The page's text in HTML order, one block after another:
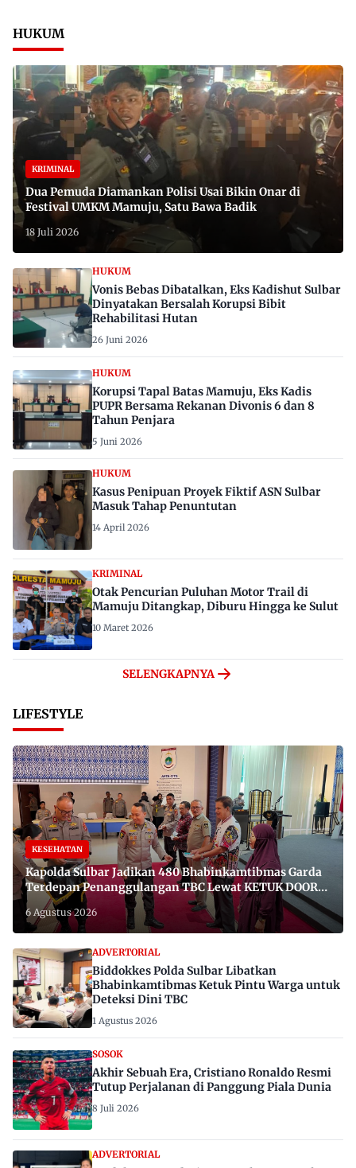
HUKUM
KRIMINAL
Dua Pemuda Diamankan Polisi Usai Bikin Onar di
Festival UMKM Mamuju, Satu Bawa Badik
18 Juli 2026
HUKUM
Vonis Bebas Dibatalkan, Eks Kadishut Sulbar
Dinyatakan Bersalah Korupsi Bibit
Rehabilitasi Hutan
26 Juni 2026
HUKUM
Korupsi Tapal Batas Mamuju, Eks Kadis
PUPR Bersama Rekanan Divonis 6 dan 8
Tahun Penjara
5 Juni 2026
HUKUM
Kasus Penipuan Proyek Fiktif ASN Sulbar
Masuk Tahap Penuntutan
14 April 2026
KRIMINAL
Otak Pencurian Puluhan Motor Trail di
Mamuju Ditangkap, Diburu Hingga ke Sulut
10 Maret 2026
SELENGKAPNYA
LIFESTYLE
KESEHATAN
Kapolda Sulbar Jadikan 480 Bhabinkamtibmas Garda
Terdepan Penanggulangan TBC Lewat KETUK DOORS
di 650 Desa
6 Agustus 2026
ADVERTORIAL
Biddokkes Polda Sulbar Libatkan
Bhabinkamtibmas Ketuk Pintu Warga untuk
Deteksi Dini TBC
1 Agustus 2026
SOSOK
Akhir Sebuah Era, Cristiano Ronaldo Resmi
Tutup Perjalanan di Panggung Piala Dunia
8 Juli 2026
ADVERTORIAL